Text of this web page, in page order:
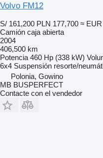
Volvo FM12
S/ 161,200 PLN 177,700 ≈
Camión caja abierta
2004
406,500 km
Potencia 460 Hp (338 kW)
6x4 Suspensión resorte/
Polonia, Gowino
MB BUSPERFECT
Contacte con el vendedor